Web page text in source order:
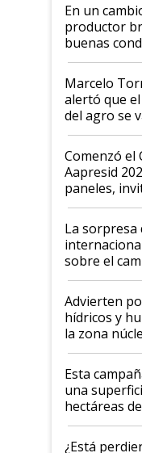
En un
productor
buenas
argentino
más
Marcelo
alertó que
del agro se
"No es
Argentina
las mismas
años"
Comenzó el
Aapresid
paneles,
todas las
La sorpresa
sobre el
"Estoy muy
Advierten
hídricos y
la zona
Esta
una
hectáreas
con una
variedades
¿Está